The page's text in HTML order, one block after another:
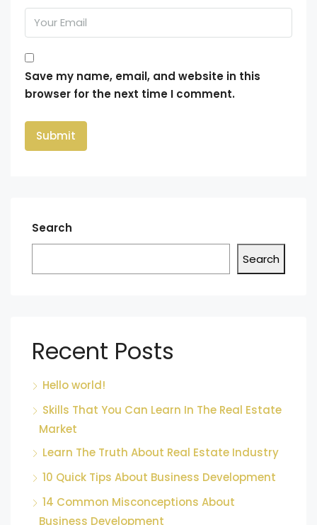
Save my name, email, and website in this
browser for the next time I comment.
Search
Search
Recent Posts
Hello world!
Skills That You Can Learn In The Real Estate
Market
Learn The Truth About Real Estate Industry
10 Quick Tips About Business Development
14 Common Misconceptions About
Business Development